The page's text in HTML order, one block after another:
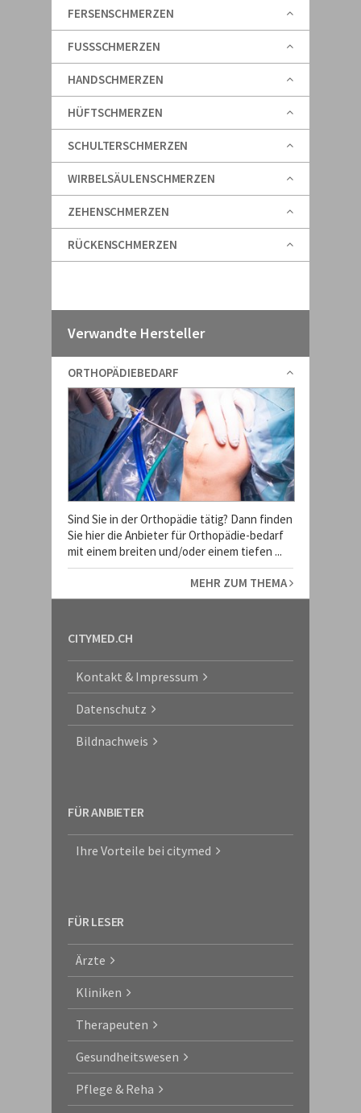
FERSENSCHMERZEN
FUSSSCHMERZEN
HANDSCHMERZEN
HÜFTSCHMERZEN
SCHULTERSCHMERZEN
WIRBELSÄULENSCHMERZEN
ZEHENSCHMERZEN
RÜCKENSCHMERZEN
Verwandte Hersteller
ORTHOPÄDIEBEDARF
Sind Sie in der Orthopädie tätig? Dann finden
Sie hier die Anbieter für Orthopädie-bedarf
mit einem breiten und/oder einem tiefen ...
MEHR ZUM THEMA
CITYMED.CH
Kontakt & Impressum
Datenschutz
Bildnachweis
FÜR ANBIETER
Ihre Vorteile bei citymed
FÜR LESER
Ärzte
Kliniken
Therapeuten
Gesundheitswesen
Pflege & Reha